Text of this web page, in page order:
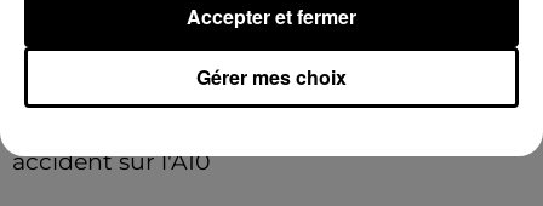
accident sur l'A10
Gérer mes choix
Accepter et fermer